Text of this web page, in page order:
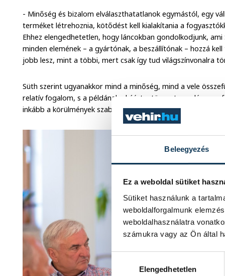
Beleegyezés
Ez a weboldal sütiket
Sütiket használunk a
weboldalforgalmunk
weboldalhasználatra
számukra vagy az Ön által
Hozzájárulás kiválasztása
Elengedhetetlen
- Minőség és bizalom elválaszthatatlanok egymástól, egy
terméket létrehoznia, kötődést kell kialakítania a
Ehhez elengedhetetlen, hogy láncokban gondolkodjunk,
minden elemének – a gyártónak, a beszállítónak – hozzá
jobb lesz, mint a többi, mert csak így tud világszínvonalra
Süth szerint ugyanakkor mind a minőség, mind a vele
relatív fogalom, s a példának okáért a tömegtermelés sem
inkább a körülmények szabják meg.